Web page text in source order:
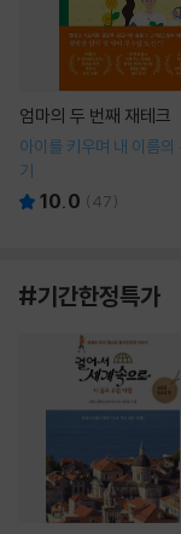
엄마의 두 번째 재테크
아이를 키우며 내 이름의
기
10.0 (47)
#기간한정특가